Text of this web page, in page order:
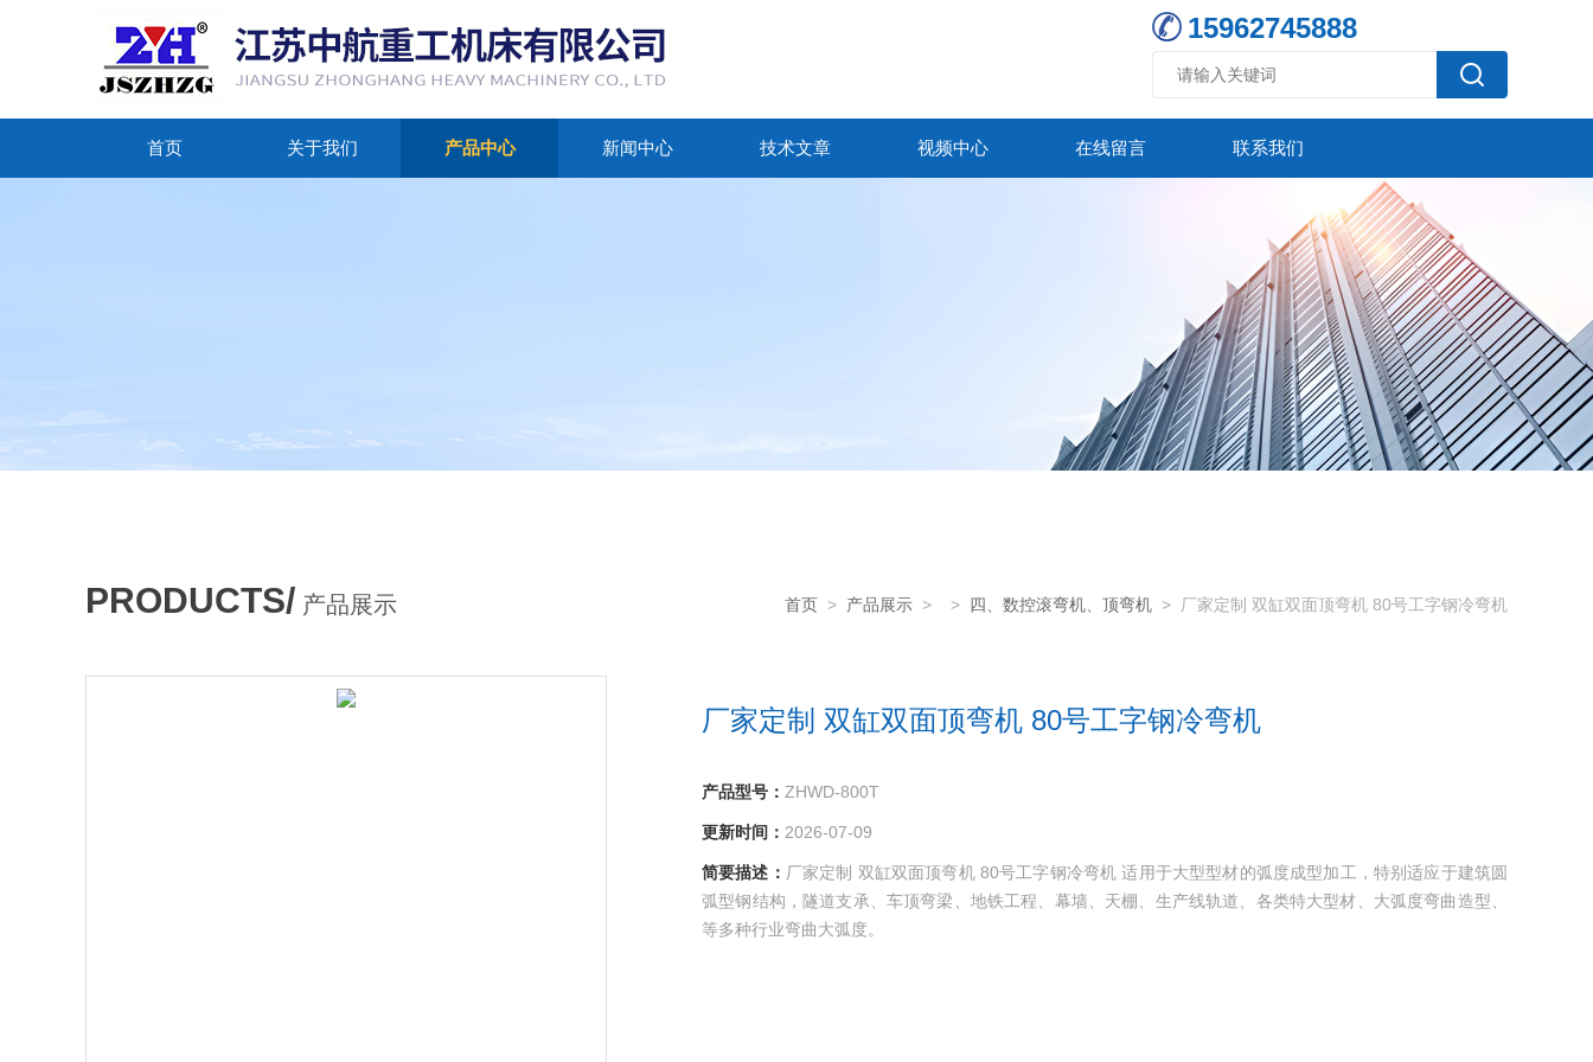
15962745888
首页 关于我们 产品中心 新闻中心 技术文章 视频中心 在线留言 联系我们
PRODUCTS/ 产品展示 首页 > 产品展示 > > 四、数控滚弯机、顶弯机 > 厂家定制 双缸双面顶弯机 80号工字钢冷弯机
厂家定制 双缸双面顶弯机 80号工字钢冷弯机
产品型号： ZHWD-800T
更新时间： 2026-07-09
简要描述： 厂家定制 双缸双面顶弯机 80号工字钢冷弯机 适用于大型型材的弧度成型加工，特别适应于建筑圆
弧型钢结构，隧道支承、车顶弯梁、地铁工程、幕墙、天棚、生产线轨道、各类特大型材、大弧度弯曲造型、
等多种行业弯曲大弧度。